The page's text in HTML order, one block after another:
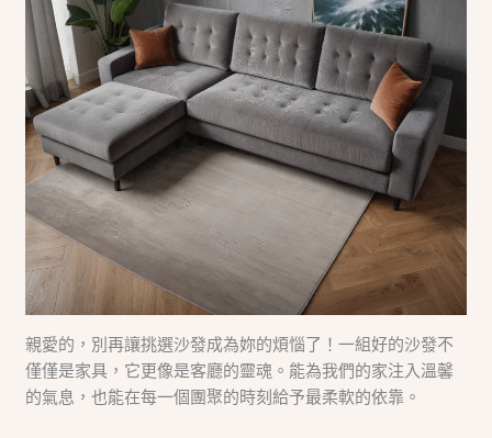
親愛的，別再讓挑選沙發成為妳的煩惱了！一組好的沙發不
僅僅是家具，它更像是客廳的靈魂。能為我們的家注入溫馨
的氣息，也能在每一個團聚的時刻給予最柔軟的依靠。